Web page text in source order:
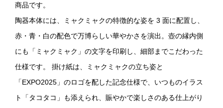
商品です。
陶器本体には、ミャクミャクの特徴的な姿を 3 面に配置し、
赤・青・白の配色で万博らしい華やかさを演出。壺の縁内側
にも「ミャクミャク」の文字を印刷し、細部までこだわった
仕様です。 掛け紙は、ミャクミャクの立ち姿と
「EXPO2025」のロゴを配した記念仕様で、いつものイラス
ト「タコタコ」も添えられ、賑やかで楽しさのある仕上がり